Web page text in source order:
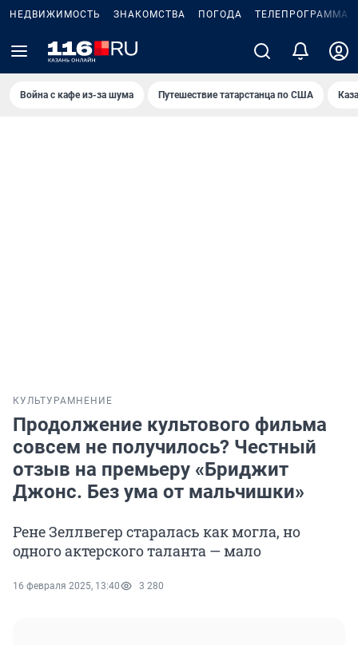
НЕДВИЖИМОСТЬ ЗНАКОМСТВА ПОГОДА ТЕЛЕПРОГРАММА
Война с кафе из-за шума Путешествие татарстанца по США
КУЛЬТУРА МНЕНИЕ
Продолжение культового фильма
совсем не получилось? Честный
отзыв на премьеру «Бриджит
Джонс. Без ума от мальчишки»
Рене Зеллвегер старалась как могла, но
одного актерского таланта — мало
16 февраля 2025, 13:40 3 280